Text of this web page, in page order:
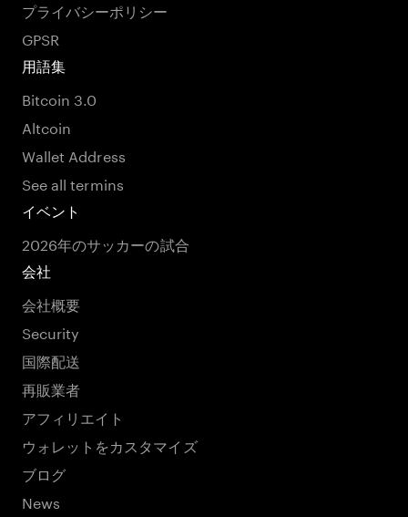
プライバシーポリシー
GPSR
用語集
Bitcoin 3.0
Altcoin
Wallet Address
See all termins
イベント
2026年のサッカーの試合
会社
会社概要
Security
国際配送
再販業者
アフィリエイト
ウォレットをカスタマイズ
ブログ
News